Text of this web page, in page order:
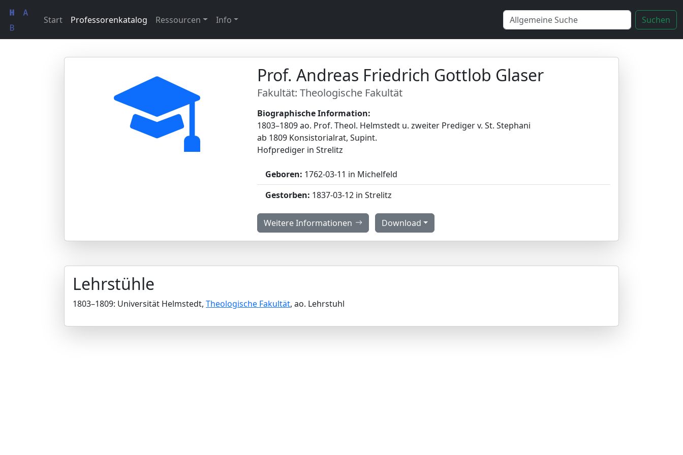
Start Professorenkatalog Ressourcen Info Suchen
Prof. Andreas Friedrich Gottlob Glaser
Fakultät: Theologische Fakultät
Biographische Information:
1803–1809 ao. Prof. Theol. Helmstedt u. zweiter Prediger v. St. Stephani
ab 1809 Konsistorialrat, Supint.
Hofprediger in Strelitz
Geboren: 1762-03-11 in Michelfeld
Gestorben: 1837-03-12 in Strelitz
Weitere Informationen Download
Lehrstühle
1803–1809: Universität Helmstedt, Theologische Fakultät, ao. Lehrstuhl